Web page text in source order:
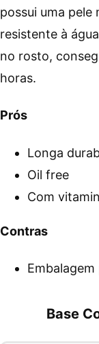
possui uma pele
resistente à
no rosto,
horas.
Prós
Longa
Oil free
Com
Contras
Base